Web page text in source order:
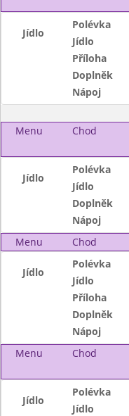
Jídlo
Polévka
Jídlo
Příloha
Doplněk
Nápoj
Menu Chod
Jídlo
Polévka
Jídlo
Doplněk
Nápoj
Menu
Chod
Jídlo
Polévka
Jídlo
Příloha
Doplněk
Nápoj
Menu
Chod
Jídlo
Polévka
Jídlo